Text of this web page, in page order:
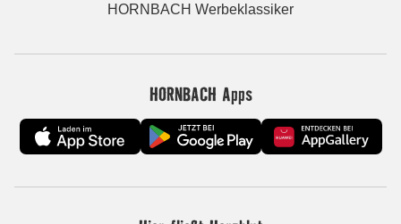
HORNBACH Werbeklassiker
HORNBACH Apps